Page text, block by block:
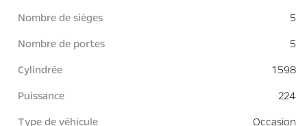
Nombre de sièges
5
Nombre de portes
5
Cylindrée
1 598
Puissance
224
Type de véhicule
Occasion